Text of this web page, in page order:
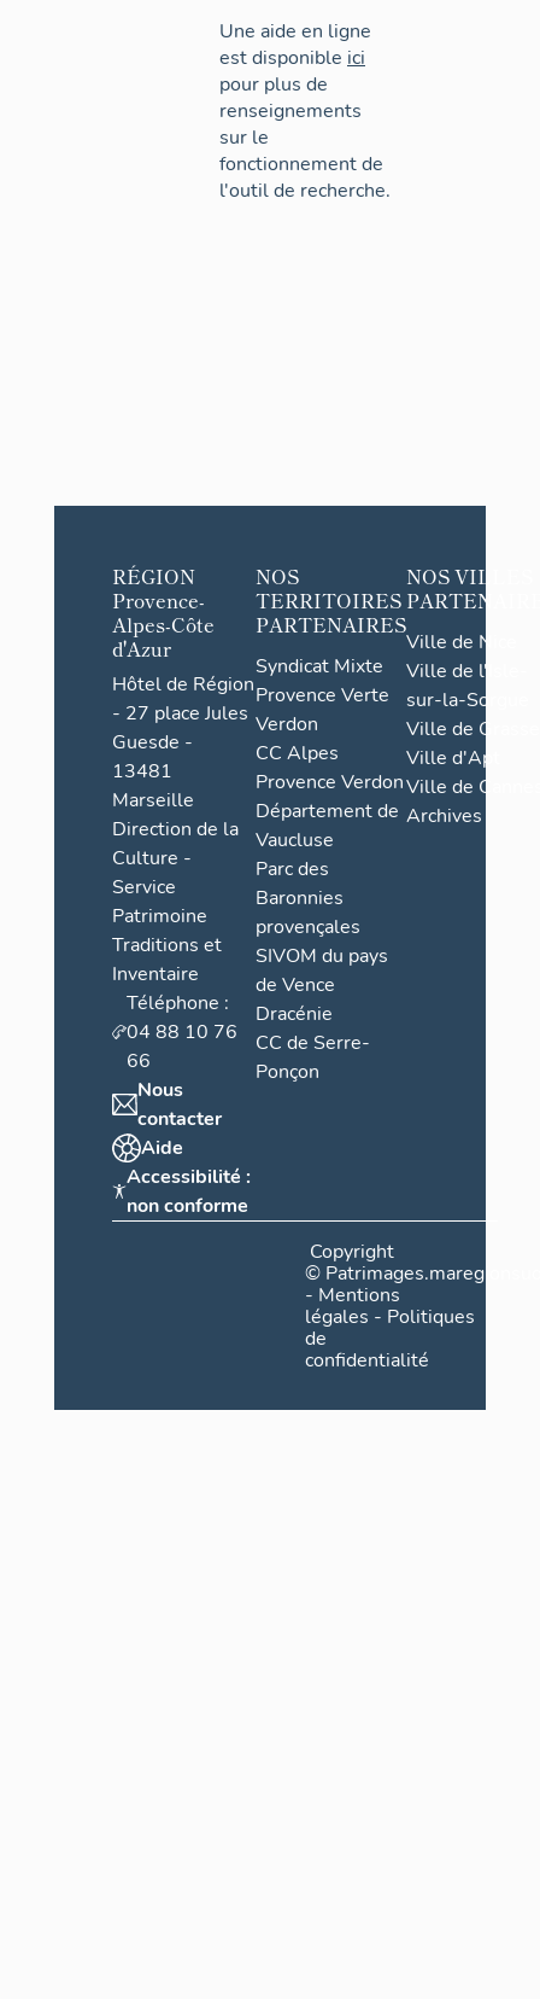
Une aide en ligne
est disponible ici
pour plus de
renseignements
sur le
fonctionnement de
l'outil de recherche.
RÉGION
Provence-
Alpes-Côte
d'Azur
Hôtel de Région
- 27 place Jules
Guesde -
13481
Marseille
Direction de la
Culture -
Service
Patrimoine
Traditions et
Inventaire
Téléphone :
04 88 10 76
66
Nous
contacter
Aide
Accessibilité :
non conforme
NOS
TERRITOIRES
PARTENAIRES
Syndicat Mixte
Provence Verte
Verdon
CC Alpes
Provence Verdon
Département de
Vaucluse
Parc des
Baronnies
provençales
SIVOM du pays
de Vence
Dracénie
CC de Serre-
Ponçon
NOS VILLES
Ville de Nice
Ville de l'Isle-
sur-la-Sorgue
Ville de Grasse
Ville d'Apt
Ville de
Archives
Copyright
©
- Mentions
légales - Politiques
de
confidentialité